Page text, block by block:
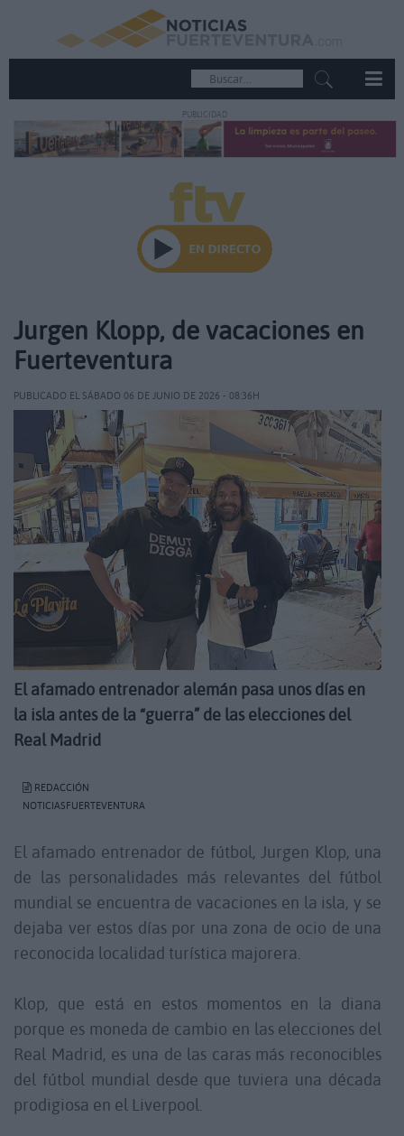
PUBLICIDAD
Jurgen Klopp, de vacaciones en
Fuerteventura
PUBLICADO EL SÁBADO 06 DE JUNIO DE 2026 - 08:36H
El afamado entrenador alemán pasa unos días en
la isla antes de la “guerra” de las elecciones del
Real Madrid
REDACCIÓN
NOTICIASFUERTEVENTURA
El afamado entrenador de fútbol, Jurgen Klop, una
de las personalidades más relevantes del fútbol
mundial se encuentra de vacaciones en la isla, y se
dejaba ver estos días por una zona de ocio de una
reconocida localidad turística majorera.
Klop, que está en estos momentos en la diana
porque es moneda de cambio en las elecciones del
Real Madrid, es una de las caras más reconocibles
del fútbol mundial desde que tuviera una década
prodigiosa en el Liverpool.